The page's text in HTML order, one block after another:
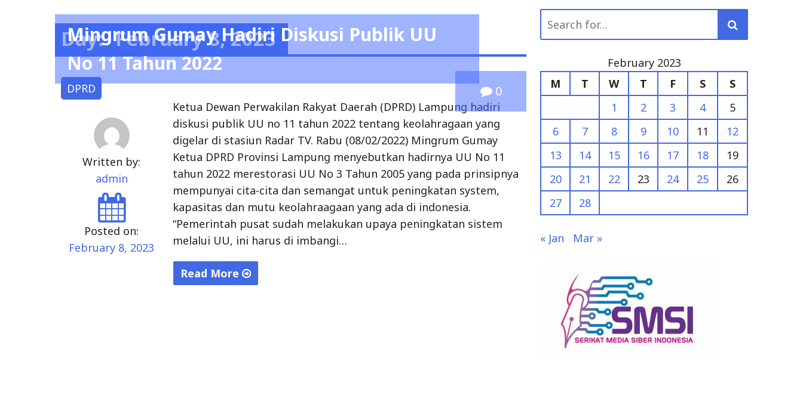
Day: February 8, 2023
DPRD 0
Mingrum Gumay Hadiri Diskusi Publik UU
No 11 Tahun 2022
Written by:
admin
Posted on:
February 8, 2023
Ketua Dewan Perwakilan Rakyat Daerah (DPRD) Lampung hadiri
diskusi publik UU no 11 tahun 2022 tentang keolahragaan yang
digelar di stasiun Radar TV. Rabu (08/02/2022) Mingrum Gumay
Ketua DPRD Provinsi Lampung menyebutkan hadirnya UU No 11
tahun 2022 merestorasi UU No 3 Tahun 2005 yang pada prinsipnya
mempunyai cita-cita dan semangat untuk peningkatan system,
kapasitas dan mutu keolahraagaan yang ada di indonesia.
“Pemerintah pusat sudah melakukan upaya peningkatan sistem
melalui UU, ini harus di imbangi…
Read More
for:
February 2023
M
T W T F S
S
1
2 3 4
5
6
7 8 9 10 11
12
13
14 15 16 17 18
19
20
21 22 23 24 25
26
27
28
« Jan Mar »